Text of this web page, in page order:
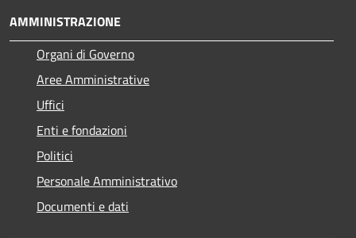
AMMINISTRAZIONE
Organi di Governo
Aree Amministrative
Uffici
Enti e fondazioni
Politici
Personale Amministrativo
Documenti e dati